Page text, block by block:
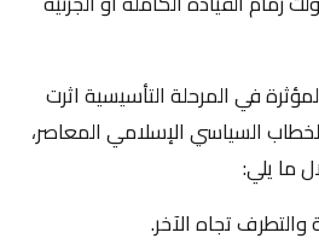
في المرحلة التأسيسية اثرت
السياسي الإسلامي المعاصر،
ما يلي: